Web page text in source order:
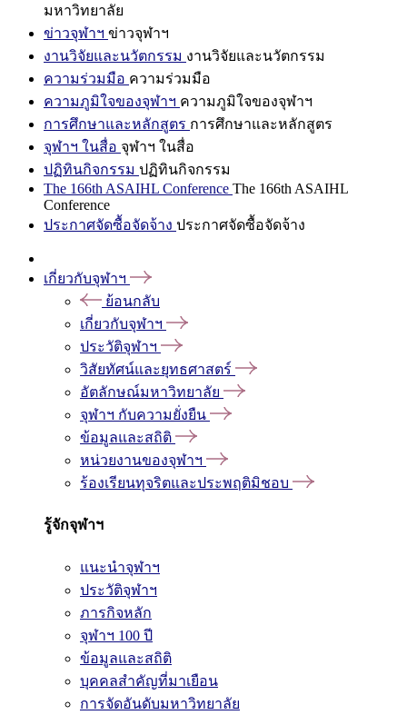
มหาวิทยาลัย
ข่าวจุฬาฯ ข่าวจุฬาฯ
งานวิจัยและนวัตกรรม งานวิจัยและนวัตกรรม
ความร่วมมือ ความร่วมมือ
ความภูมิใจของจุฬาฯ ความภูมิใจของจุฬาฯ
การศึกษาและหลักสูตร การศึกษาและหลักสูตร
จุฬาฯ ในสื่อ จุฬาฯ ในสื่อ
ปฏิทินกิจกรรม ปฏิทินกิจกรรม
The 166th ASAIHL Conference The 166th ASAIHL
Conference
ประกาศจัดซื้อจัดจ้าง ประกาศจัดซื้อจัดจ้าง
เกี่ยวกับจุฬาฯ
ย้อนกลับ
เกี่ยวกับจุฬาฯ
ประวัติจุฬาฯ
วิสัยทัศน์และยุทธศาสตร์
อัตลักษณ์มหาวิทยาลัย
จุฬาฯ กับความยั่งยืน
ข้อมูลและสถิติ
หน่วยงานของจุฬาฯ
ร้องเรียนทุจริตและประพฤติมิชอบ
รู้จักจุฬาฯ
แนะนำจุฬาฯ
ประวัติจุฬาฯ
ภารกิจหลัก
จุฬาฯ 100 ปี
ข้อมูลและสถิติ
บุคคลสำคัญที่มาเยือน
การจัดอันดับมหาวิทยาลัย